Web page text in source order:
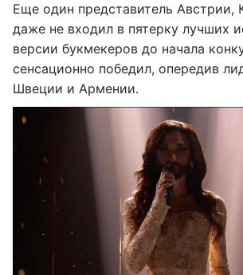
Еще один представитель Австрии,
даже не входил в пятерку лучших
версии букмекеров до начала
сенсационно победил, опередив
Швеции и Армении.